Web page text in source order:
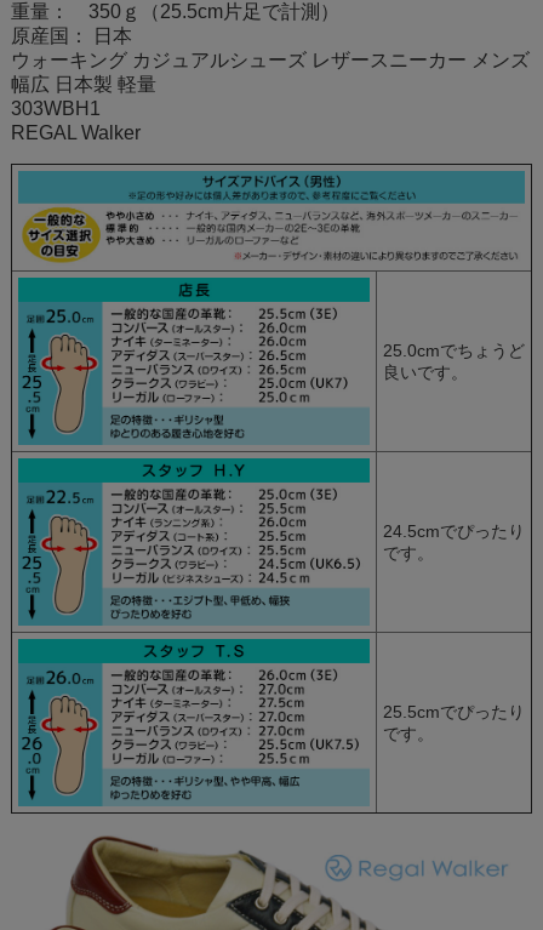
重量： 350ｇ（25.5cm片足で計測）
原産国： 日本
ウォーキング カジュアルシューズ レザースニーカー メンズ
幅広 日本製 軽量
303WBH1
REGAL Walker
25.0cmでちょうど
良いです。
24.5cmでぴったり
です。
25.5cmでぴったり
です。